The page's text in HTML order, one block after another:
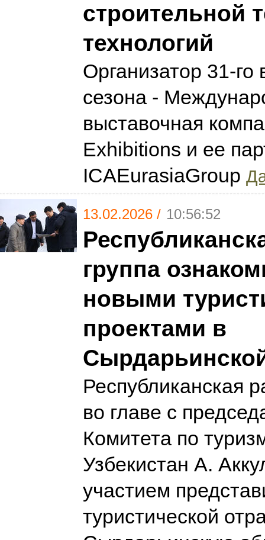
строительной
технологий
Организатор 31-го
сезона -
выставочная
Exhibitions и ее
ICAEurasiaGroup
13.02.2026 / 10:56:52
группа
новыми
проектами в
Республиканская
во главе с
Комитета по
Узбекистан А.
участием
туристической